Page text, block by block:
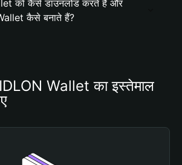
को कैसे डाउनलोड करते हैं और
कैसे बनाते हैं?
Wallet का इस्तेमाल